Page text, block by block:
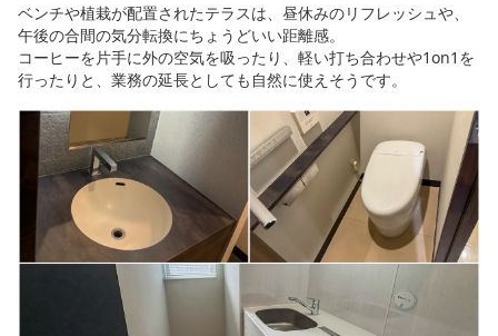
ベンチや植栽が配置されたテラスは、昼休みのリフレッシュや、
午後の合間の気分転換にちょうどいい距離感。
コーヒーを片手に外の空気を吸ったり、軽い打ち合わせや1on1を
行ったりと、業務の延長としても自然に使えそうです。